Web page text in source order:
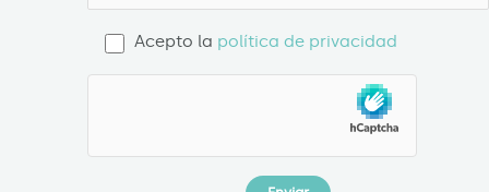
Acepto la política de privacidad